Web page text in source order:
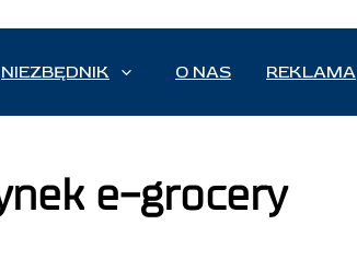
NIEZBĘDNIK O NAS REKLAMA
e-grocery